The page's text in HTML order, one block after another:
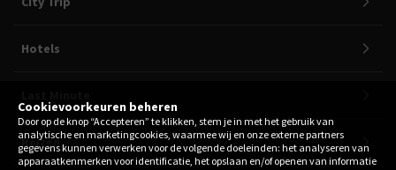
Cookievoorkeuren beheren
Door op de knop “Accepteren” te klikken, stem je in met het gebruik van
analytische en marketingcookies, waarmee wij en onze externe partners
gegevens kunnen verwerken voor de volgende doeleinden: het analyseren van
apparaatkenmerken voor identificatie, het opslaan en/of openen van informatie
Hotels
Reizen